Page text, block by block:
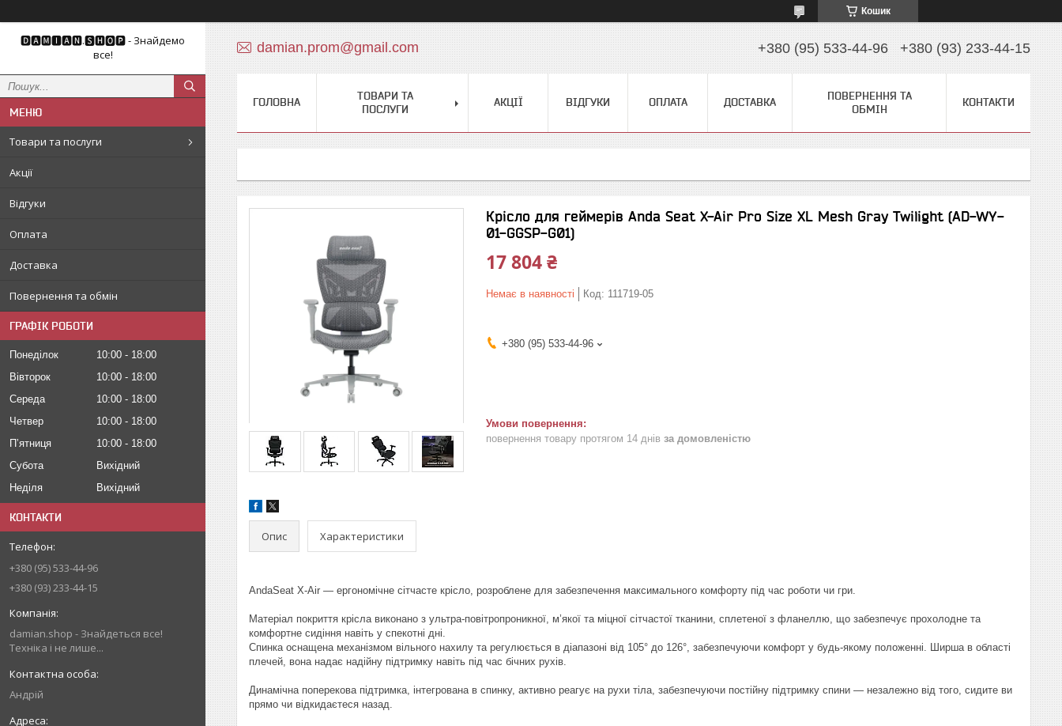
Кошик
🅳🅰🅼🅸🅰🅽.🆂🅷🅾🅿 - Знайдемо
все!
Товари та послуги
Акції
Відгуки
Оплата
Доставка
Повернення та обмін
ГРАФІК РОБОТИ
Понеділок 10:00
18:00
Вівторок
10:00
18:00
Середа
10:00
18:00
Четвер
10:00
18:00
Пʼятниця
10:00
18:00
Субота
Вихідний
Неділя
Вихідний
КОНТАКТИ
+380 (95) 533-44-96
+380 (93) 233-44-15
damian.shop - Знайдеться все!
Техніка і не лише...
Андрій
damian.prom@gmail.com +380 (95) 533-44-96 +380 (93) 233-44-15
ГОЛОВНА
ТОВАРИ ТА
ПОСЛУГИ
АКЦІЇ ВІДГУКИ ОПЛАТА ДОСТАВКА
ПОВЕРНЕННЯ ТА
ОБМІН
КОНТАКТИ
Крісло для геймерів Anda Seat X-Air Pro Size XL Mesh Gray Twilight (AD-WY-
01-GGSP-G01)
17 804 ₴
Немає в наявності Код: 111719-05
+380 (95) 533-44-96
повернення товару протягом 14 днів за домовленістю
Опис Характеристики
AndaSeat X-Air — ергономічне сітчасте крісло, розроблене для забезпечення максимального комфорту під час роботи чи гри.
Матеріал покриття крісла виконано з ультра-повітропроникної, м’якої та міцної сітчастої тканини, сплетеної з фланеллю, що забезпечує прохолодне та
комфортне сидіння навіть у спекотні дні.
Спинка оснащена механізмом вільного нахилу та регулюється в діапазоні від 105° до 126°, забезпечуючи комфорт у будь-якому положенні. Ширша в області
плечей, вона надає надійну підтримку навіть під час бічних рухів.
Динамічна поперекова підтримка, інтегрована в спинку, активно реагує на рухи тіла, забезпечуючи постійну підтримку спини — незалежно від того, сидите ви
прямо чи відкидаєтеся назад.